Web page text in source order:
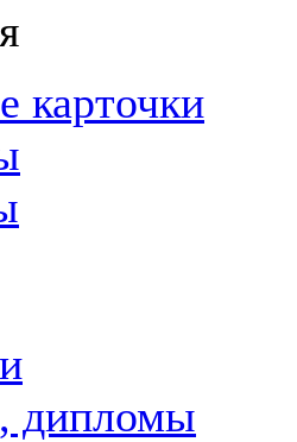
карточки
дипломы